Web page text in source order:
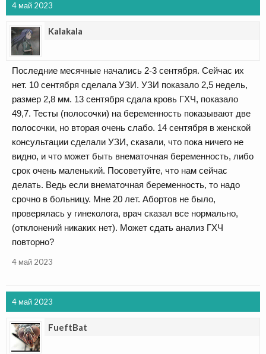
4 май 2023
Kalakala
Последние месячные начались 2-3 сентября. Сейчас их
нет. 10 сентября сделала УЗИ. УЗИ показало 2,5 недель,
размер 2,8 мм. 13 сентября сдала кровь ГХЧ, показало
49,7. Тесты (полосочки) на беременность показывают две
полосочки, но вторая очень слабо. 14 сентября в женской
консультации сделали УЗИ, сказали, что пока ничего не
видно, и что может быть внематочная беременность, либо
срок очень маленький. Посоветуйте, что нам сейчас
делать. Ведь если внематочная беременность, то надо
срочно в больницу. Мне 20 лет. Абортов не было,
проверялась у гинеколога, врач сказал все нормально,
(отклонений никаких нет). Может сдать анализ ГХЧ
повторно?
4 май 2023
4 май 2023
FueftBat